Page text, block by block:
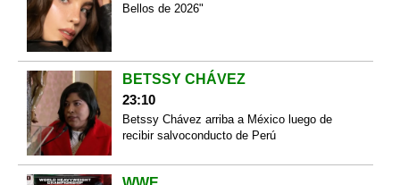
Bellos de 2026"
BETSSY CHÁVEZ
23:10
Betssy Chávez arriba a México luego de
recibir salvoconducto de Perú